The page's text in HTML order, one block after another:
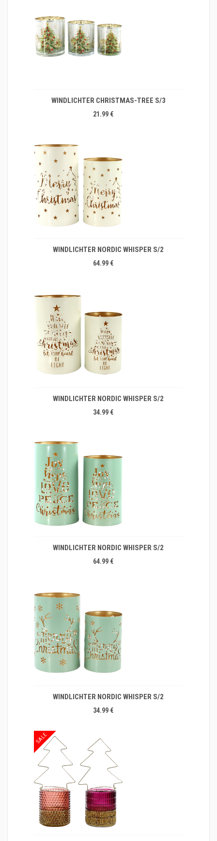
WINDLICHTER CHRISTMAS-TREE S/3
21.99 €
WINDLICHTER NORDIC WHISPER S/2
64.99 €
WINDLICHTER NORDIC WHISPER S/2
34.99 €
WINDLICHTER NORDIC WHISPER S/2
64.99 €
WINDLICHTER NORDIC WHISPER S/2
34.99 €
SALE